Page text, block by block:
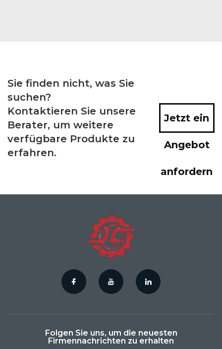
Sie finden nicht, was Sie
suchen?
Kontaktieren Sie unsere
Berater, um weitere
verfügbare Produkte zu
erfahren.
Jetzt ein
Angebot
anfordern
Folgen Sie uns, um die neuesten
Firmennachrichten zu erhalten